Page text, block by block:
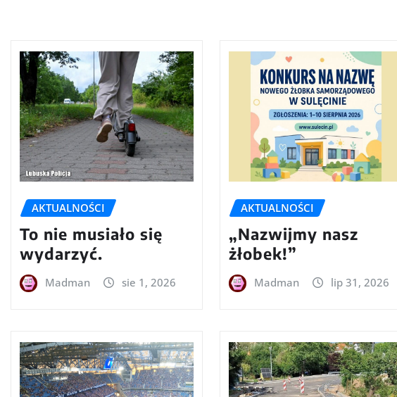
AKTUALNOŚCI
To nie musiało się
wydarzyć.
Madman sie 1, 2026
AKTUALNOŚCI
„Nazwijmy nasz
żłobek!”
Madman lip 31, 2026